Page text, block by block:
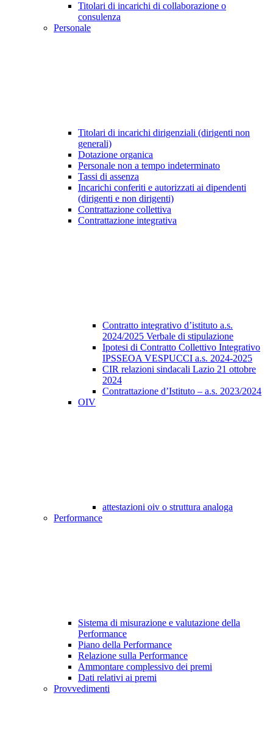
Titolari di incarichi di collaborazione o
consulenza
Personale
Titolari di incarichi dirigenziali (dirigenti non
generali)
Dotazione organica
Personale non a tempo indeterminato
Tassi di assenza
Incarichi conferiti e autorizzati ai dipendenti
(dirigenti e non dirigenti)
Contrattazione collettiva
Contrattazione integrativa
Contratto integrativo d’istituto a.s.
2024/2025 Verbale di stipulazione
Ipotesi di Contratto Collettivo Integrativo
IPSSEOA VESPUCCI a.s. 2024-2025
CIR relazioni sindacali Lazio 21 ottobre
2024
Contrattazione d’Istituto – a.s. 2023/2024
OIV
attestazioni oiv o struttura analoga
Performance
Sistema di misurazione e valutazione della
Performance
Piano della Performance
Relazione sulla Performance
Ammontare complessivo dei premi
Dati relativi ai premi
Provvedimenti